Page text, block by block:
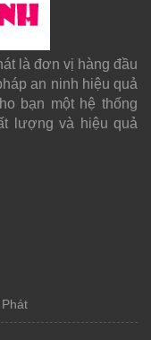
là đơn vị hàng đầu
an ninh hiệu quả
bạn một hệ thống
lượng và hiệu quả